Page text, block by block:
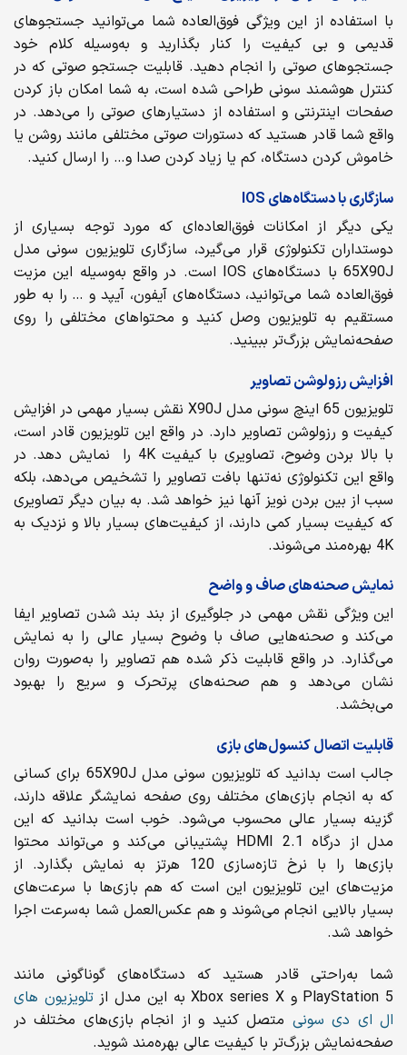
با استفاده از این ویژگی فوق‌العاده شما می‌توانید جستجوهای
قدیمی و بی کیفیت را کنار بگذارید و به‌وسیله کلام خود
جستجوهای صوتی را انجام دهید. قابلیت جستجو صوتی که در
کنترل هوشمند سونی طراحی شده است، به شما امکان باز کردن
صفحات اینترنتی و استفاده از دستیارهای صوتی را می‌دهد. در
واقع شما قادر هستید که دستورات صوتی مختلفی مانند روشن یا
خاموش کردن دستگاه، کم یا زیاد کردن صدا و… را ارسال کنید.
سازگاری با دستگاه‌های IOS
یکی دیگر از امکانات فوق‌العاده‌ای که مورد توجه بسیاری از
دوستداران تکنولوژی قرار می‌گیرد، سازگاری تلویزیون سونی مدل
65X90J با دستگاه‌های IOS است. در واقع به‌وسیله این مزیت
فوق‌العاده شما می‌توانید، دستگاه‌های آیفون، آیپد و … را به طور
مستقیم به تلویزیون وصل کنید و محتواهای مختلفی را روی
صفحه‌نمایش بزرگ‌تر ببینید.
افزایش رزولوشن تصاویر
تلویزیون 65 اینچ سونی مدل X90J نقش بسیار مهمی در افزایش
کیفیت و رزولوشن تصاویر دارد. در واقع این تلویزیون قادر است،
با بالا بردن وضوح، تصاویری با کیفیت 4K را نمایش دهد. در
واقع این تکنولوژی نه‌تنها بافت تصاویر را تشخیص می‌دهد، بلکه
سبب از بین بردن نویز آنها نیز خواهد شد. به بیان دیگر تصاویری
که کیفیت بسیار کمی دارند، از کیفیت‌های بسیار بالا و نزدیک به
4K بهره‌مند می‌شوند.
نمایش صحنه‌های صاف و واضح
این ویژگی نقش مهمی در جلوگیری از بند بند شدن تصاویر ایفا
می‌کند و صحنه‌هایی صاف با وضوح بسیار عالی را به نمایش
می‌گذارد. در واقع قابلیت ذکر شده هم تصاویر را به‌صورت روان
نشان می‌دهد و هم صحنه‌های پرتحرک و سریع را بهبود
می‌بخشد.
قابلیت اتصال کنسول‌های بازی
جالب است بدانید که تلویزیون سونی مدل 65X90J برای کسانی
که به انجام بازی‌های مختلف روی صفحه نمایشگر علاقه دارند،
گزینه بسیار عالی محسوب می‌شود. خوب است بدانید که این
مدل از درگاه HDMI 2.1 پشتیبانی می‌کند و می‌تواند محتوا
بازی‌ها را با نرخ تازه‌سازی 120 هرتز به نمایش بگذارد. از
مزیت‌های این تلویزیون این است که هم بازی‌ها با سرعت‌های
بسیار بالایی انجام می‌شوند و هم عکس‌العمل شما به‌سرعت اجرا
خواهد شد.
شما به‌راحتی قادر هستید که دستگاه‌های گوناگونی مانند
PlayStation 5 و Xbox series X به این مدل از
تلویزیون های
ال ای دی سونی متصل کنید و از انجام بازی‌های مختلف در
صفحه‌نمایش بزرگ‌تر با کیفیت عالی بهره‌مند شوید.